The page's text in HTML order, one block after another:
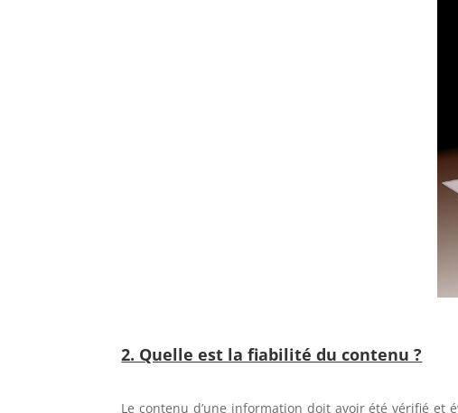
2. Quelle est la fiabilité du contenu ?
Le contenu d’une information doit avoir été vérifié et